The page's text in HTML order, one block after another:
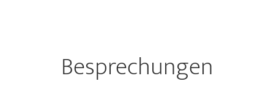
Besprechungen